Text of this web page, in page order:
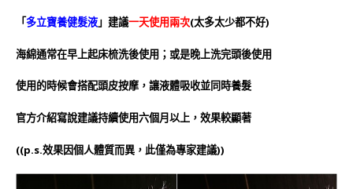
「多立寶養健髮液」建議一天使用兩次(太多太少都不好)
海綿通常在早上起床梳洗後使用；或是晚上洗完頭後使用
使用的時候會搭配頭皮按摩，讓液體吸收並同時養髮
官方介紹寫說建議持續使用六個月以上，效果較顯著
((p.s.效果因個人體質而異，此僅為專家建議))